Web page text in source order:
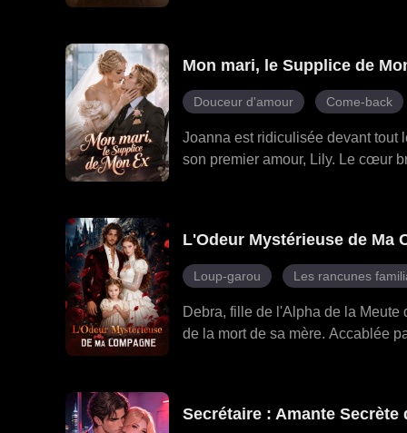
Mon mari, le Supplice​ de
Douceur d'amour Come-back
Joanna est ridiculisée devant tout
son premier amour, Lily. Le cœur
orchestrés par Lily. Pourtant, elle
protège discrètement dans
découvre enfin sa véritable
ensemble, ils vainquent tous
L'Odeur Mystérieuse de Ma
Loup-garou Les rancunes
Debra, fille de l'Alpha de la
de la mort de sa mère. Accablée
erreur. Il devait tout faire pour
Secrétaire : Amante Secrète